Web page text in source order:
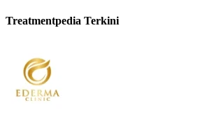
Treatmentpedia Terkini